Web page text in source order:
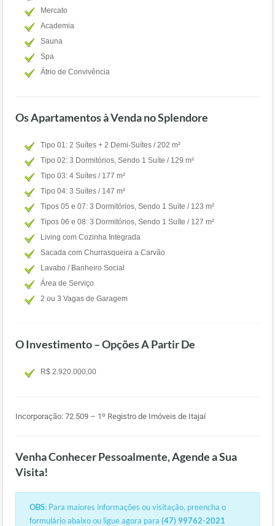
Mercato
Academia
Sauna
Spa
Átrio de Convivência
Os Apartamentos à Venda no Splendore
Tipo 01: 2 Suítes + 2 Demi-Suítes / 202 m²
Tipo 02: 3 Dormitórios, Sendo 1 Suíte / 129 m²
Tipo 03: 4 Suítes / 177 m²
Tipo 04: 3 Suítes / 147 m²
Tipos 05 e 07: 3 Dormitórios, Sendo 1 Suíte / 123 m²
Tipos 06 e 08: 3 Dormitórios, Sendo 1 Suíte / 127 m²
Living com Cozinha Integrada
Sacada com Churrasqueira a Carvão
Lavabo / Banheiro Social
Área de Serviço
2 ou 3 Vagas de Garagem
O Investimento – Opções A Partir De
R$ 2.920.000,00
Incorporação: 72.509 – 1º Registro de Imóveis de Itajaí
Venha Conhecer Pessoalmente, Agende a Sua
Visita!
OBS: Para maiores informações ou visitação, preencha o
formulário abaixo ou ligue agora para (47) 99762-2021